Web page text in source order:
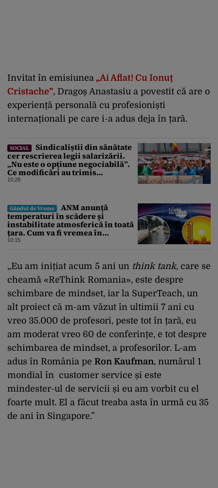
Invitat în emisiunea „Ai Aflat! Cu Ionuț
Cristache”, Dragoș Anastasiu a povestit că are o
experiență personală cu profesioniști
internaționali pe care i-a adus deja în țară.
SOCIAL
Sindicaliștii din sănătate
cer rescrierea legii salarizării.
„Nu este o opțiune negociabilă”.
Ce modificări au trimis
Guvernului Bolojan
10:28
Gândul de Vreme
ANM anunță
temperaturi în scădere și
instabilitate atmosferică în toată
țara. Cum va fi vremea în
București și când vin vijeliile
10:15
„Eu am inițiat acum 5 ani un think tank, care se
cheamă «ReThink Romania», este despre
schimbare de mindset, iar la SuperTeach, un
alt proiect că m-am văzut în ultimii 7 ani cu
vreo 35.000 de profesori, peste tot în țară, eu
am moderat vreo 60 de conferințe, e tot despre
schimbarea de mindset, a profesorilor. L-am
adus în România pe Ron Kaufman, numărul 1
mondial în customer service și este
mindester-ul de servicii și eu am vorbit cu el
foarte mult. El a făcut treaba asta în urmă cu 35
de ani în Singapore.”